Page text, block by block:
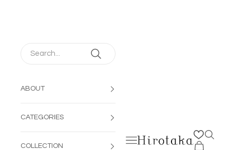
Hirotaka Jewelry | 公式オン
メニューを開く
検索を
カートを
ABOUT
CATEGORIES
COLLECTION